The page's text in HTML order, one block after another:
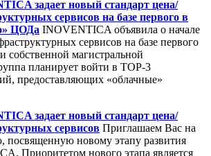
задает новый стандарт цена/
сервисов на базе первого в
ЦОДа INOVENTICA объявила о начале
сервисов на базе первого
собственной магистральной
планирует войти в TOP-3
предоставляющих «облачные»
задает новый стандарт цена/
сервисов Приглашаем Вас на
посвященную новому этапу развития
Приоритетом нового этапа является